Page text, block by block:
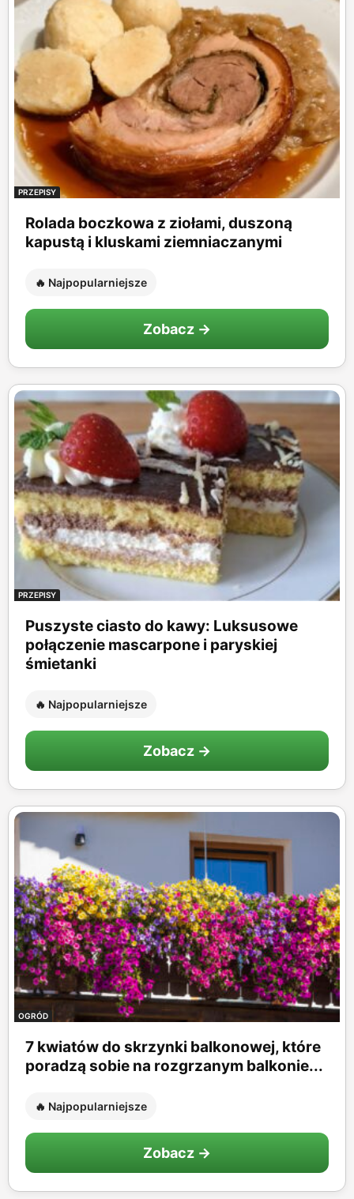
PRZEPISY
Rolada boczkowa z ziołami, duszoną
kapustą i kluskami ziemniaczanymi
🔥 Najpopularniejsze
Zobacz →
PRZEPISY
Puszyste ciasto do kawy: Luksusowe
połączenie mascarpone i paryskiej
śmietanki
🔥 Najpopularniejsze
Zobacz →
OGRÓD
7 kwiatów do skrzynki balkonowej, które
poradzą sobie na rozgrzanym balkonie...
🔥 Najpopularniejsze
Zobacz →